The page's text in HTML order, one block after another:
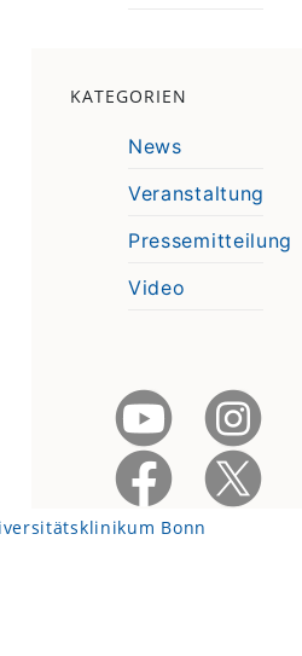
KATEGORIEN
News
Veranstaltung
Pressemitteilung
Video
Bonn